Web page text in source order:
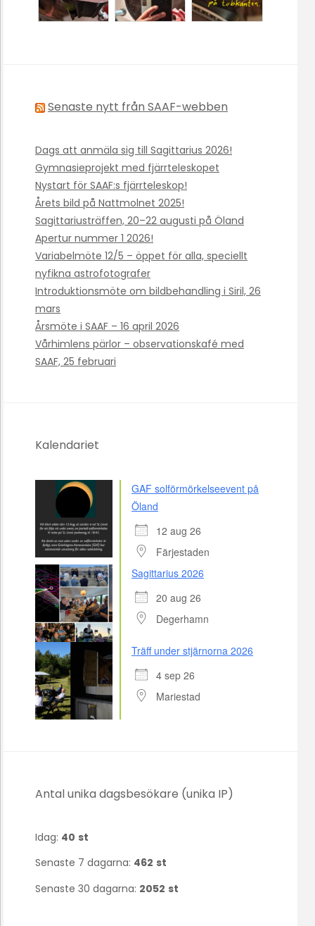
Senaste nytt från SAAF-webben
Dags att anmäla sig till Sagittarius 2026!
Gymnasieprojekt med fjärrteleskopet
Nystart för SAAF:s fjärrteleskop!
Årets bild på Nattmolnet 2025!
Sagittariusträffen, 20–22 augusti på Öland
Apertur nummer 1 2026!
Variabelmöte 12/5 – öppet för alla, speciellt
nyfikna astrofotografer
Introduktionsmöte om bildbehandling i Siril, 26
mars
Årsmöte i SAAF – 16 april 2026
Vårhimlens pärlor – observationskafé med
SAAF, 25 februari
Kalendariet
GAF solförmörkelseevent på
Öland
12 aug 26
Färjestaden
Sagittarius 2026
20 aug 26
Degerhamn
Träff under stjärnorna 2026
4 sep 26
Mariestad
Antal unika dagsbesökare (unika IP)
Idag: 40 st
Senaste 7 dagarna: 462 st
Senaste 30 dagarna: 2052 st